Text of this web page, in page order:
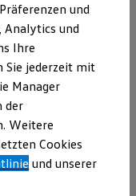
finden
& konfigurieren
um schnell und
bei Ihrem
anzufragen.
und
und
Ihre
Sie jederzeit mit
Manager
der
Weitere
Cookies
und unserer